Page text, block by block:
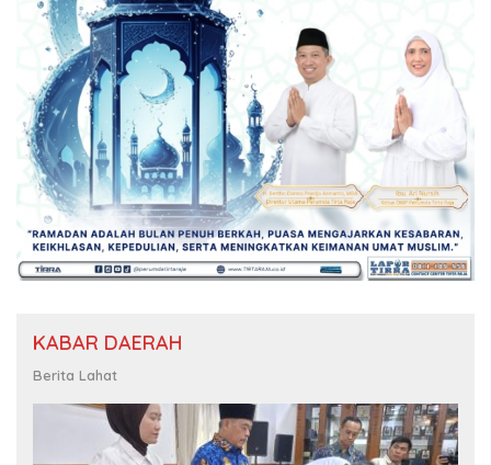
KABAR DAERAH
Berita Lahat